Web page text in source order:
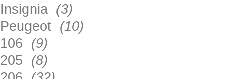
Insignia (3)
Peugeot (10)
106 (9)
205 (8)